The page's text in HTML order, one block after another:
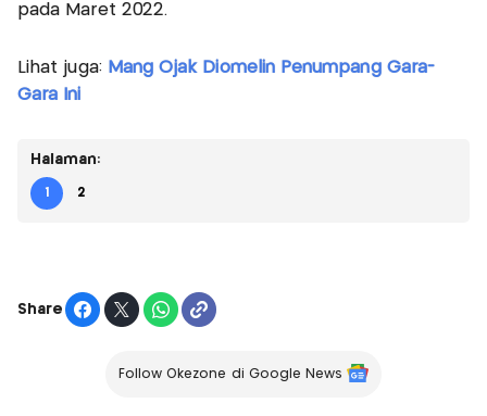
pada Maret 2022.
Lihat juga: Mang Ojak Diomelin Penumpang Gara-
Gara Ini
Halaman:
1 2
Share
Follow Okezone di Google News